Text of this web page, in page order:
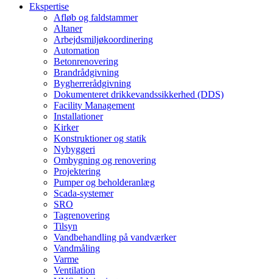
Ekspertise
Afløb og faldstammer
Altaner
Arbejdsmiljøkoordinering
Automation
Betonrenovering
Brandrådgivning
Bygherrerådgivning
Dokumenteret drikkevandssikkerhed (DDS)
Facility Management
Installationer
Kirker
Konstruktioner og statik
Nybyggeri
Ombygning og renovering
Projektering
Pumper og beholderanlæg
Scada-systemer
SRO
Tagrenovering
Tilsyn
Vandbehandling på vandværker
Vandmåling
Varme
Ventilation